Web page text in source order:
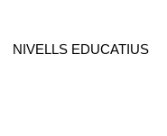
NIVELLS EDUCATIUS